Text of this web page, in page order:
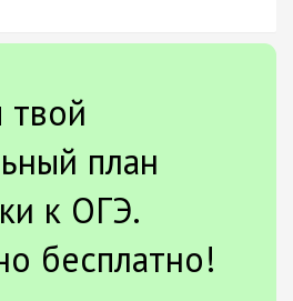
твой
план
к ОГЭ.
бесплатно!